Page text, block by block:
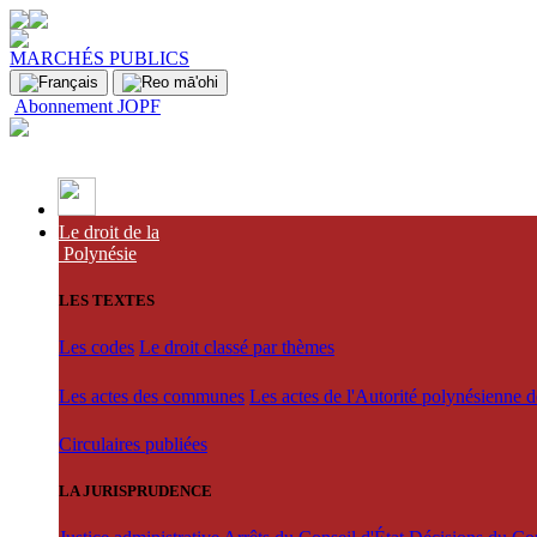
MARCHÉS PUBLICS
Abonnement JOPF
Le droit de la
Polynésie
LES TEXTES
Les codes Le droit classé par thèmes
Les actes des communes Les actes de l'Autorité polynésienne
Circulaires publiées
LA JURISPRUDENCE